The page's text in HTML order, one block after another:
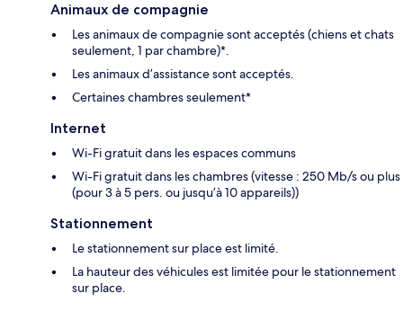
Animaux de compagnie
Les animaux de compagnie sont acceptés (chiens et chats
seulement, 1 par chambre)*.
Les animaux d’assistance sont acceptés.
Certaines chambres seulement*
Internet
Wi-Fi gratuit dans les espaces communs
Wi-Fi gratuit dans les chambres (vitesse : 250 Mb/s ou plus
(pour 3 à 5 pers. ou jusqu’à 10 appareils))
Stationnement
Le stationnement sur place est limité.
La hauteur des véhicules est limitée pour le stationnement
sur place.